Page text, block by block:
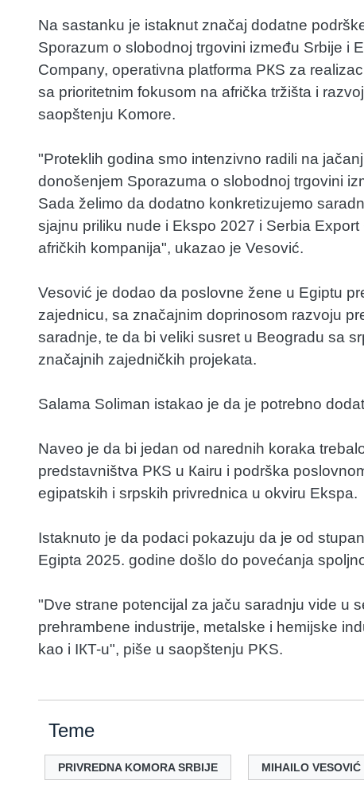
Na sastanku je istaknut značaj dodatne
Sporazum o slobodnoj trgovini između Srbije i
Company, operativna platforma PКS za
sa prioritetnim fokusom na afrička tržišta i
saopštenju Komore.
"Proteklih godina smo intenzivno radili na
donošenjem Sporazuma o slobodnoj trgovini
Sada želimo da dodatno konkretizujemo
sjajnu priliku nude i Ekspo 2027 i Serbia
afričkih kompanija", ukazao je Vesović.
Vesović je dodao da poslovne žene u Egiptu
zajednicu, sa značajnim doprinosom razvoju
saradnje, te da bi veliki susret u Beogradu sa
značajnih zajedničkih projekata.
Salama Soliman istakao je da je potrebno
Naveo je da bi jedan od narednih koraka
predstavništva PКS u Кairu i podrška
egipatskih i srpskih privrednica u okviru Ekspa.
Istaknuto je da podaci pokazuju da je od
Egipta 2025. godine došlo do povećanja
"Dve strane potencijal za jaču saradnju vide u
prehrambene industrije, metalske i hemijske
kao i IКT-u", piše u saopštenju PKS.
Teme
PRIVREDNA KOMORA SRBIJE MIHAILO VESOVIĆ